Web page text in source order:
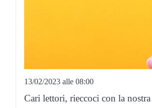
13/02/2023 alle 08:00
Cari lettori, rieccoci con la